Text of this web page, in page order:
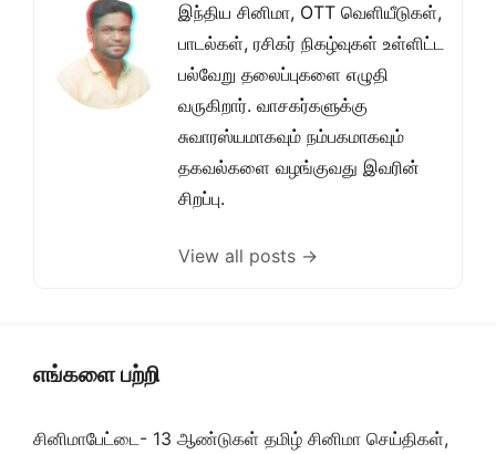
இந்திய சினிமா, OTT வெளியீடுகள்,
பாடல்கள், ரசிகர் நிகழ்வுகள் உள்ளிட்ட
பல்வேறு தலைப்புகளை எழுதி
வருகிறார். வாசகர்களுக்கு
சுவாரஸ்யமாகவும் நம்பகமாகவும்
தகவல்களை வழங்குவது இவரின்
சிறப்பு.
View all posts →
எங்களை பற்றி
சினிமாபேட்டை- 13 ஆண்டுகள் தமிழ் சினிமா செய்திகள்,